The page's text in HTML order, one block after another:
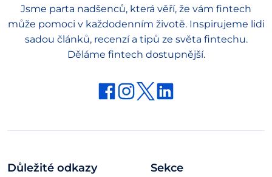
Jsme parta nadšenců, která věří, že vám fintech
může pomoci v každodenním životě. Inspirujeme lidi
sadou článků, recenzí a tipů ze světa fintechu.
Děláme fintech dostupnější.
Důležité odkazy Sekce